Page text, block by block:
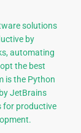
solutions
by
automating
the best
is the Python
JetBrains
for productive